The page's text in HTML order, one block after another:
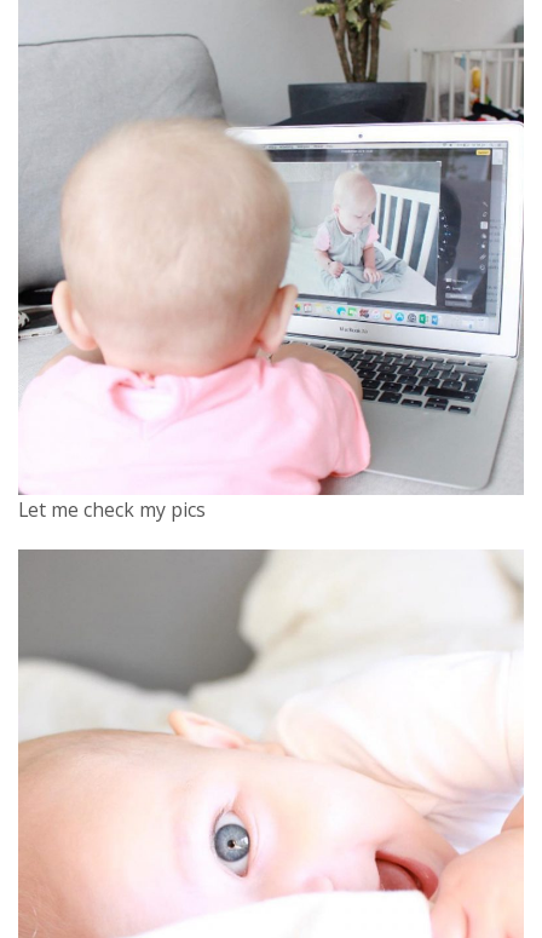
Let me check my pics